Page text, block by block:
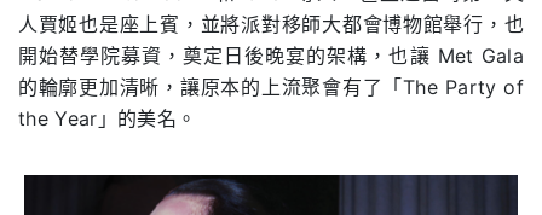
人賈姬也是座上賓，並將派對移師大都會博物館舉行，也
開始替學院募資，奠定日後晚宴的架構，也讓 Met Gala
的輪廓更加清晰，讓原本的上流聚會有了「The Party of
the Year」的美名。